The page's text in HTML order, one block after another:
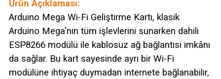
Ürün Açıklaması:
Arduino Mega Wi-Fi Geliştirme Kartı, klasik
Arduino Mega'nın tüm işlevlerini sunarken dahili
ESP8266 modülü ile kablosuz ağ bağlantısı imkânı
da sağlar. Bu kart sayesinde ayrı bir Wi-Fi
modülüne ihtiyaç duymadan internete bağlanabilir,